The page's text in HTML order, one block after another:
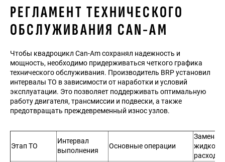
РЕГЛАМЕНТ ТЕХНИЧЕСКОГО
ОБСЛУЖИВАНИЯ CAN-AM
Чтобы квадроцикл Can-Am сохранял надежность и
мощность, необходимо придерживаться четкого графика
технического обслуживания. Производитель BRP установил
интервалы ТО в зависимости от наработки и условий
эксплуатации. Это позволяет поддерживать оптимальную
работу двигателя, трансмиссии и подвески, а также
предотвращать преждевременный износ узлов.
Этап ТО
Интервал
выполнения
Основные операции
Замена